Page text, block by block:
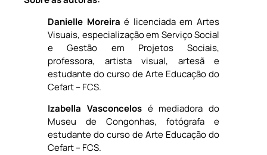
Danielle Moreira é licenciada em Artes
Visuais, especialização em Serviço Social
e Gestão em Projetos Sociais,
professora, artista visual, artesã e
estudante do curso de Arte Educação do
Cefart – FCS.
Izabella Vasconcelosé mediadora do
Museu de Congonhas, fotógrafa e
estudante do curso de Arte Educação do
Cefart – FCS.